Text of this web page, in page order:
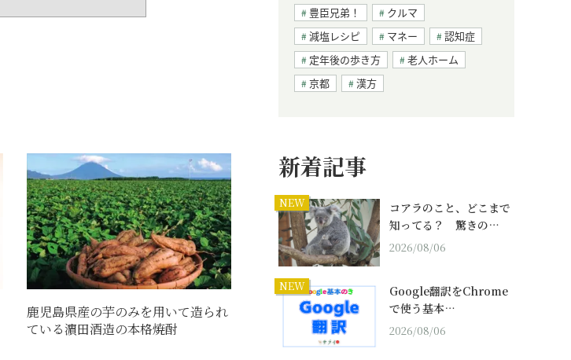
鹿児島県産の芋のみを用いて造られ
ている濵田酒造の本格焼酎
豊臣兄弟！
クルマ
減塩レシピ
マネー
認知症
定年後の歩き方
老人ホーム
京都
漢方
新着記事
NEW
コアラのこと、どこまで
知ってる？ 驚きの…
2026/08/06
NEW
Google翻訳をChrome
で使う基本…
2026/08/06